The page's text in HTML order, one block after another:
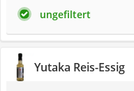
ungefiltert
Yutaka Reis-Essig